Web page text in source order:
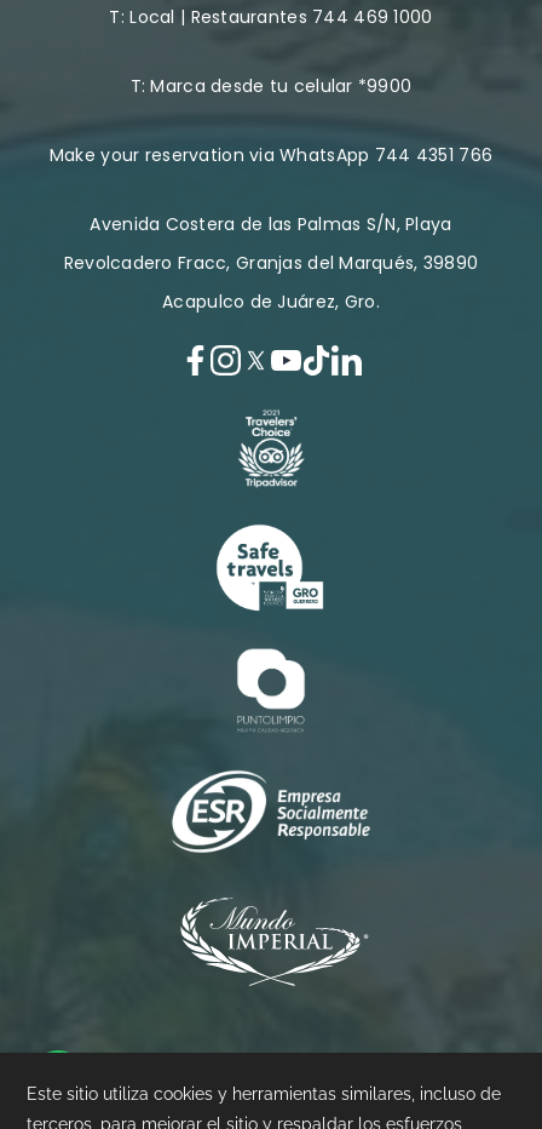
T:Local | Restaurantes 744 469 1000
T:Marca desde tu celular *9900
Make your reservation via WhatsApp 744 4351 766
Avenida Costera de las Palmas S/N, Playa
Revolcadero Fracc, Granjas del Marqués, 39890
Acapulco de Juárez, Gro.